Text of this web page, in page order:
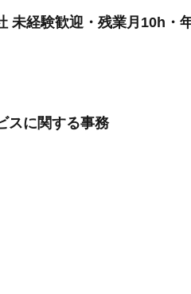
未経験歓迎・残業月10h・
スに関する事務